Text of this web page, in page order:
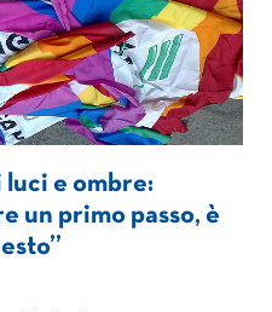
luci e ombre:
un primo passo, è